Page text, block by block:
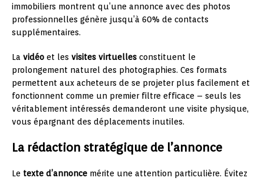
immobiliers montrent qu’une annonce avec des photos
professionnelles génère jusqu’à 60% de contacts
supplémentaires.
La vidéo et les visites virtuelles constituent le
prolongement naturel des photographies. Ces formats
permettent aux acheteurs de se projeter plus facilement et
fonctionnent comme un premier filtre efficace – seuls les
véritablement intéressés demanderont une visite physique,
vous épargnant des déplacements inutiles.
La rédaction stratégique de l’annonce
Le texte d’annonce mérite une attention particulière. Évitez